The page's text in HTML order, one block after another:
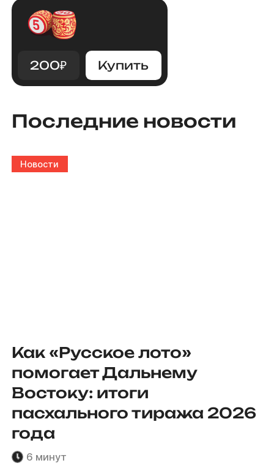
200₽ Купить
Последние новости
Новости
Как «Русское лото»
помогает Дальнему
Востоку: итоги
пасхального тиража 2026
года
6 минут